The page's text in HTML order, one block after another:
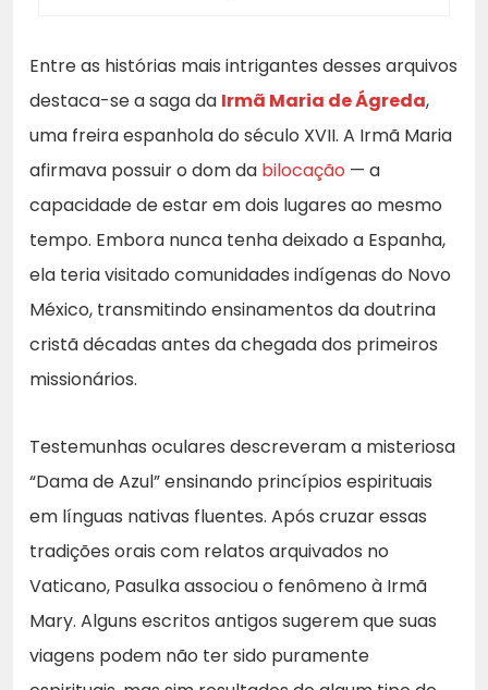
Entre as histórias mais intrigantes desses arquivos
destaca-se a saga da Irmã Maria de Ágreda,
uma freira espanhola do século XVII. A Irmã Maria
afirmava possuir o dom da bilocação — a
capacidade de estar em dois lugares ao mesmo
tempo. Embora nunca tenha deixado a Espanha,
ela teria visitado comunidades indígenas do Novo
México, transmitindo ensinamentos da doutrina
cristã décadas antes da chegada dos primeiros
missionários.
Testemunhas oculares descreveram a misteriosa
“Dama de Azul” ensinando princípios espirituais
em línguas nativas fluentes. Após cruzar essas
tradições orais com relatos arquivados no
Vaticano, Pasulka associou o fenômeno à Irmã
Mary. Alguns escritos antigos sugerem que suas
viagens podem não ter sido puramente